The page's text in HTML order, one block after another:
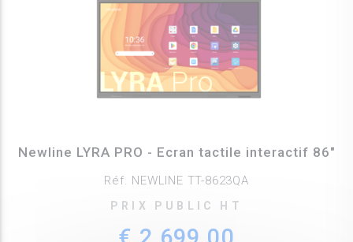
Newline LYRA PRO - Ecran tactile interactif 86"
Réf. NEWLINE TT-8623QA
PRIX PUBLIC HT